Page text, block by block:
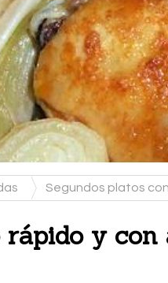
Segundos platos
rápido y